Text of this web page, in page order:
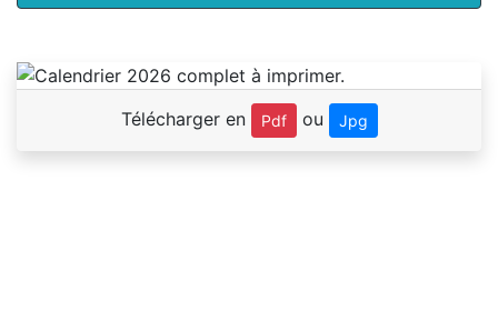
Télécharger en Pdf ou Jpg